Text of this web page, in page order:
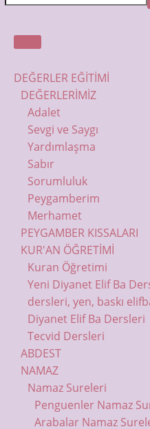
DEĞERLER EĞİTİMİ
DEĞERLERİMİZ
Adalet
Sevgi ve Saygı
Yardımlaşma
Sabır
Sorumluluk
Peygamberim
Merhamet
PEYGAMBER KISSALARI
KUR'AN ÖĞRETİMİ
Kuran Öğretimi
Yeni Diyanet Elif Ba
dersleri, yen, baskı
Diyanet Elif Ba Dersleri
Tecvid Dersleri
ABDEST
NAMAZ
Namaz Sureleri
Penguenler Namaz
Arabalar Namaz